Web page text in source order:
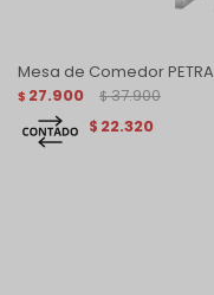
Mesa de Comedor PETRA
$ 27.900 $ 37.900
$ 22.320